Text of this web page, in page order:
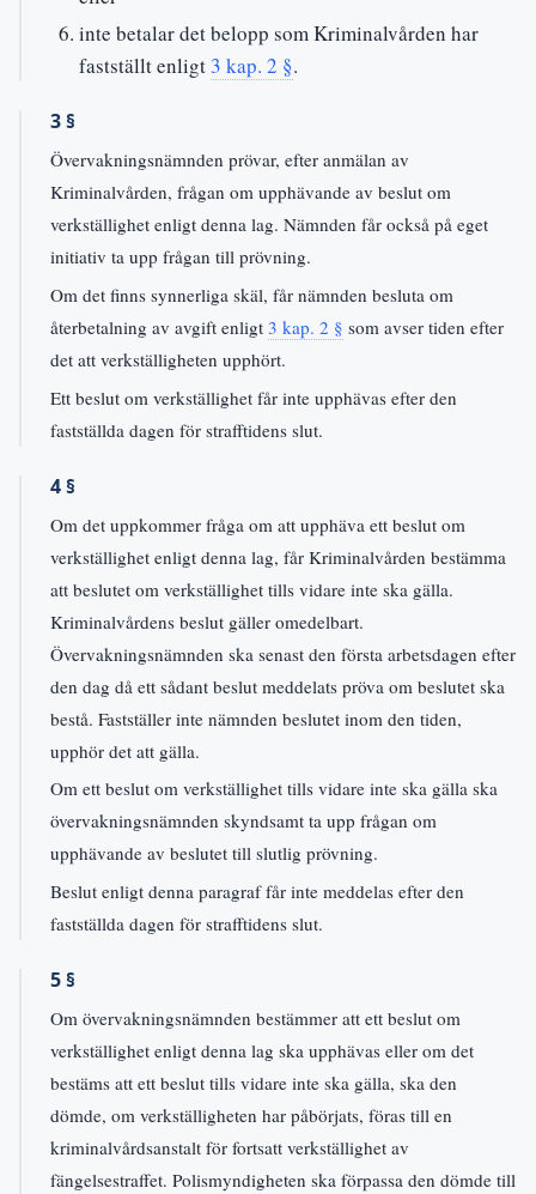
inte betalar det belopp som Kriminalvården har
fastställt enligt 3 kap. 2 §.
3 §
Övervakningsnämnden prövar, efter anmälan av
Kriminalvården, frågan om upphävande av beslut om
verkställighet enligt denna lag. Nämnden får också på eget
initiativ ta upp frågan till prövning.
Om det finns synnerliga skäl, får nämnden besluta om
återbetalning av avgift enligt 3 kap. 2 § som avser tiden efter
det att verkställigheten upphört.
Ett beslut om verkställighet får inte upphävas efter den
fastställda dagen för strafftidens slut.
4 §
Om det uppkommer fråga om att upphäva ett beslut om
verkställighet enligt denna lag, får Kriminalvården bestämma
att beslutet om verkställighet tills vidare inte ska gälla.
Kriminalvårdens beslut gäller omedelbart.
Övervakningsnämnden ska senast den första arbetsdagen efter
den dag då ett sådant beslut meddelats pröva om beslutet ska
bestå. Fastställer inte nämnden beslutet inom den tiden,
upphör det att gälla.
Om ett beslut om verkställighet tills vidare inte ska gälla ska
övervakningsnämnden skyndsamt ta upp frågan om
upphävande av beslutet till slutlig prövning.
Beslut enligt denna paragraf får inte meddelas efter den
fastställda dagen för strafftidens slut.
5 §
Om övervakningsnämnden bestämmer att ett beslut om
verkställighet enligt denna lag ska upphävas eller om det
bestäms att ett beslut tills vidare inte ska gälla, ska den
dömde, om verkställigheten har påbörjats, föras till en
kriminalvårdsanstalt för fortsatt verkställighet av
fängelsestraffet. Polismyndigheten ska förpassa den dömde till